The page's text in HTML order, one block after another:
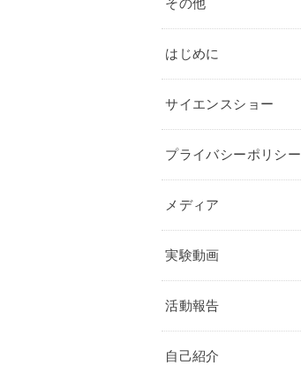
その他
はじめに
サイエンスショー
プライバシーポリシー
メディア
実験動画
活動報告
自己紹介